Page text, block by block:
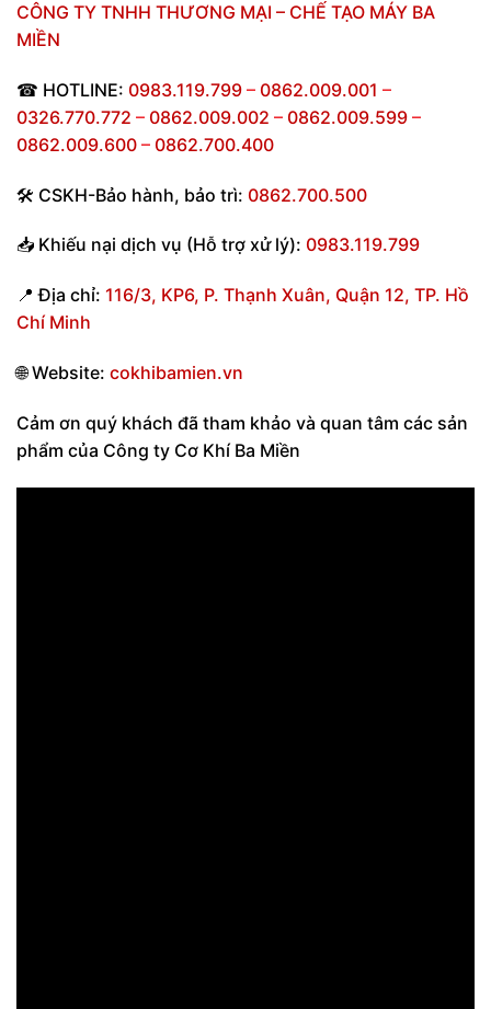
CÔNG TY TNHH THƯƠNG MẠI – CHẾ TẠO MÁY BA
MIỀN
☎ HOTLINE: 0983.119.799 – 0862.009.001 –
0326.770.772 – 0862.009.002 – 0862.009.599 –
0862.009.600 – 0862.700.400
🛠 CSKH-Bảo hành, bảo trì: 0862.700.500
📥 Khiếu nại dịch vụ (Hỗ trợ xử lý): 0983.119.799
📍 Địa chỉ: 116/3, KP6, P. Thạnh Xuân, Quận 12, TP. Hồ
Chí Minh
🌐Website: cokhibamien.vn
Cảm ơn quý khách đã tham khảo và quan tâm các sản
phẩm của Công ty Cơ Khí Ba Miền